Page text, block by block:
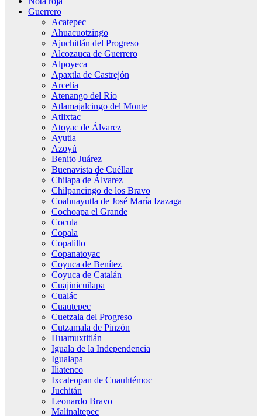
Guerrero
Acatepec
Ahuacuotzingo
Ajuchitlán del Progreso
Alcozauca de Guerrero
Alpoyeca
Apaxtla de Castrejón
Arcelia
Atenango del Río
Atlamajalcingo del Monte
Atlixtac
Atoyac de Álvarez
Ayutla
Azoyú
Benito Juárez
Buenavista de Cuéllar
Chilapa de Álvarez
Chilpancingo de los Bravo
Coahuayutla de José María Izazaga
Cochoapa el Grande
Cocula
Copala
Copalillo
Copanatoyac
Coyuca de Benítez
Coyuca de Catalán
Cuajinicuilapa
Cualác
Cuautepec
Cuetzala del Progreso
Cutzamala de Pinzón
Huamuxtitlán
Iguala de la Independencia
Igualapa
Iliatenco
Ixcateopan de Cuauhtémoc
Juchitán
Leonardo Bravo
Malinaltepec